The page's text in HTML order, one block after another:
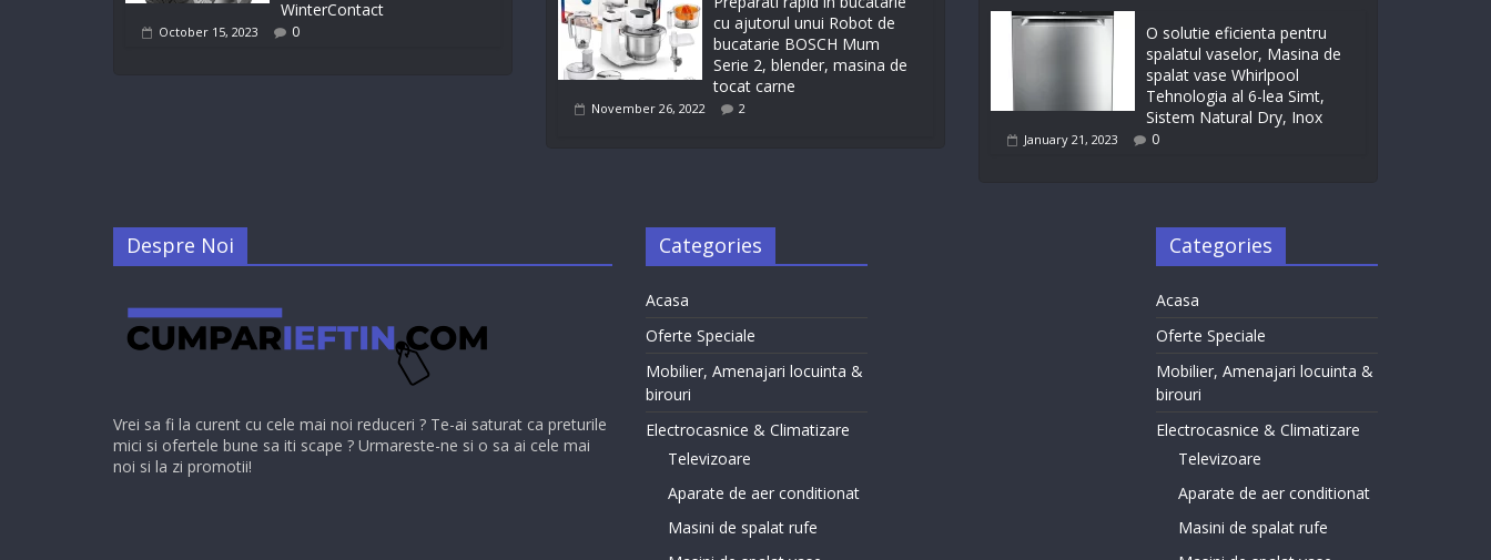
WinterContact
October 15, 2023 0
cu ajutorul unui Robot de
bucatarie BOSCH Mum
Serie 2, blender, masina de
tocat carne
November 26, 2022 2
O solutie eficienta pentru
spalatul vaselor, Masina de
spalat vase Whirlpool
Tehnologia al 6-lea Simt,
Sistem Natural Dry, Inox
January 21, 2023 0
Despre Noi
Vrei sa fi la curent cu cele mai noi reduceri ? Te-ai saturat ca preturile
mici si ofertele bune sa iti scape ? Urmareste-ne si o sa ai cele mai
noi si la zi promotii!
Categories
Acasa
Oferte Speciale
Mobilier, Amenajari locuinta &
birouri
Electrocasnice & Climatizare
Televizoare
Aparate de aer conditionat
Masini de spalat rufe
Categories
Acasa
Oferte Speciale
Mobilier, Amenajari locuinta &
birouri
Electrocasnice & Climatizare
Televizoare
Aparate de aer conditionat
Masini de spalat rufe